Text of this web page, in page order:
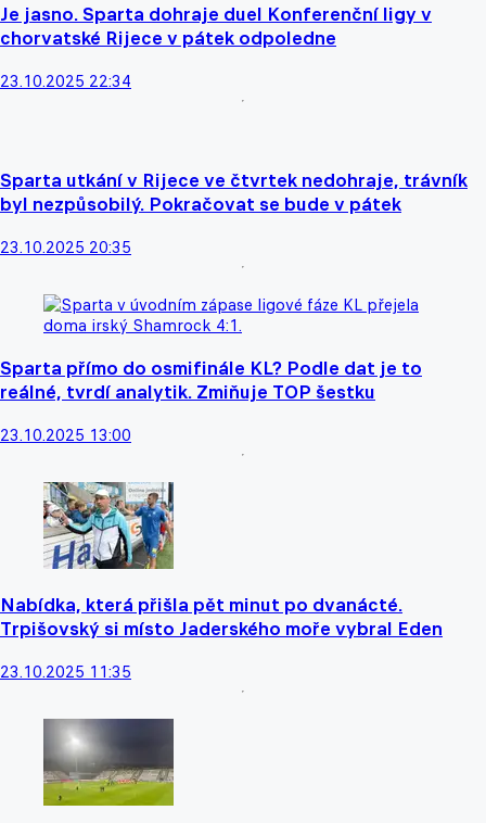
Je jasno. Sparta dohraje duel Konferenční ligy v
chorvatské Rijece v pátek odpoledne
23.10.2025 22:34
Sparta utkání v Rijece ve čtvrtek nedohraje, trávník
byl nezpůsobilý. Pokračovat se bude v pátek
23.10.2025 20:35
Sparta přímo do osmifinále KL? Podle dat je to
reálné, tvrdí analytik. Zmiňuje TOP šestku
23.10.2025 13:00
Nabídka, která přišla pět minut po dvanácté.
Trpišovský si místo Jaderského moře vybral Eden
23.10.2025 11:35